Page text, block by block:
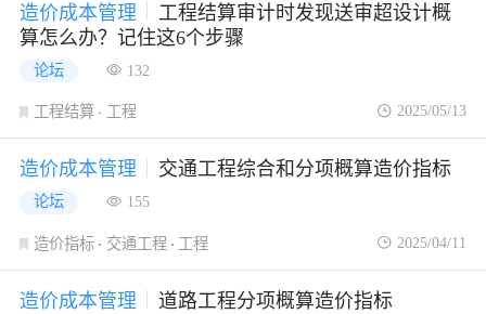
造价成本管理
工程结算审计时发现送审超设计概
算怎么办？记住这6个步骤
论坛 132
工程结算 工程 2025/05/13
造价成本管理 交通工程综合和分项概算造价指标
论坛 155
造价指标 交通工程 工程 2025/04/11
造价成本管理 道路工程分项概算造价指标